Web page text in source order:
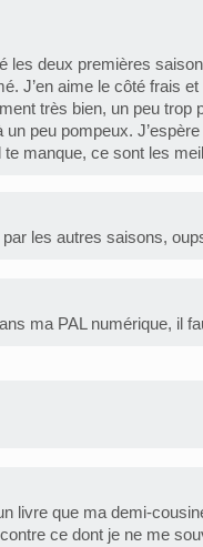
les deux premières
J’en aime le côté frais
très bien, un peu trop
un peu pompeux.
te manque, ce sont les
par les autres saisons,
ma PAL numérique, il
livre que ma demi-
ce dont je ne me